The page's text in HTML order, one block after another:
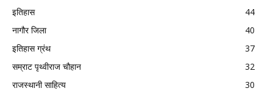
इतिहास
44
नागौर जिला
40
इतिहास ग्रंथ
37
सम्राट पृथ्वीराज चौहान
32
राजस्थानी साहित्य
30